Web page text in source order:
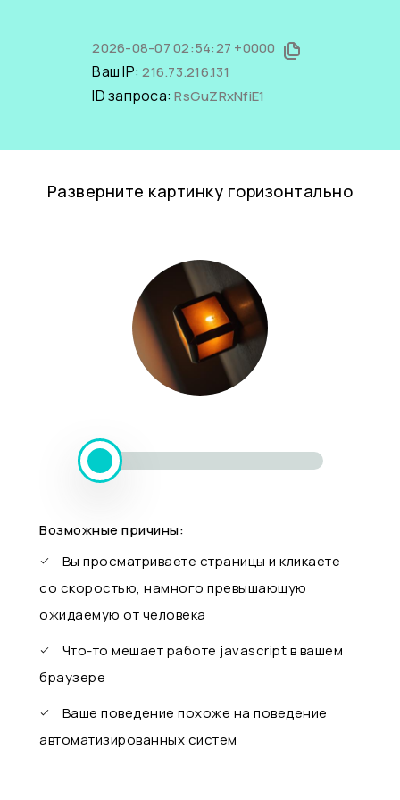
2026-08-07 02:54:27 +0000
Ваш IP:216.73.216.131
ID запроса:RsGuZRxNfiE1
Разверните картинку горизонтально
Возможные причины:
Вы просматриваете страницы и кликаете
со скоростью, намного превышающую
ожидаемую от человека
Что-то мешает работе javascript в вашем
браузере
Ваше поведение похоже на поведение
автоматизированных систем